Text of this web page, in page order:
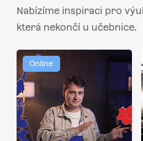
Nabízíme inspiraci pro
která nekončí u učebnice.
Online